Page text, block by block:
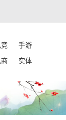
手游
实体